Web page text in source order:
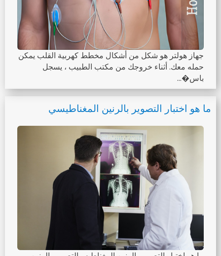
جهاز هولتر هو شكل من أشكال مخطط كهربية القلب يمكن
حمله معك. أثناء خروجك من مكتب الطبيب ، يسجل
باس�...
ما هو اختبار التصوير بالرنين المغناطيسي